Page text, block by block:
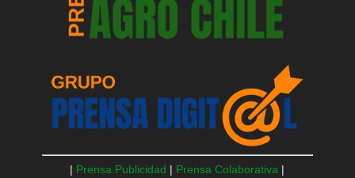
| Prensa Publicidad | Prensa Colaborativa |